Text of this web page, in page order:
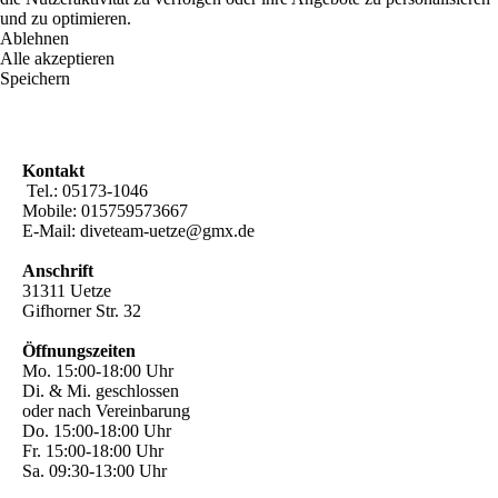
Kontakt
Tel.: 05173-1046
Mobile: 015759573667
E-Mail: diveteam-uetze@gmx.de
Anschrift
31311 Uetze
Gifhorner Str. 32
Öffnungszeiten
Mo. 15:00-18:00 Uhr
Di. & Mi. geschlossen
oder nach Vereinbarung
Do. 15:00-18:00 Uhr
Fr. 15:00-18:00 Uhr
Sa. 09:30-13:00 Uhr
und zu optimieren.
Ablehnen
Alle akzeptieren
Speichern